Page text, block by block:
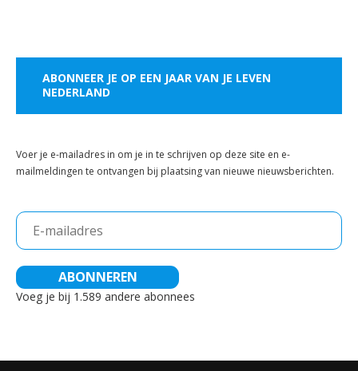
ABONNEER JE OP EEN JAAR VAN JE LEVEN
NEDERLAND
Voer je e-mailadres in om je in te schrijven op deze site en e-
mailmeldingen te ontvangen bij plaatsing van nieuwe nieuwsberichten.
E-
mailadres
ABONNEREN
Voeg je bij 1.589 andere abonnees